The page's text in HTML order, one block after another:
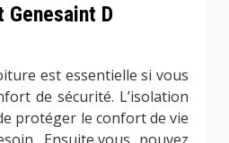
D
est essentielle si vous
de sécurité. L’isolation
protéger le confort de vie